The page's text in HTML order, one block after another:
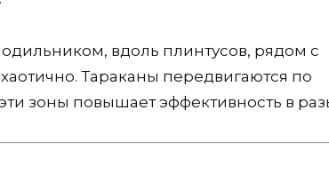
вдоль плинтусов, рядом с
Тараканы передвигаются по
зоны повышает эффективность в